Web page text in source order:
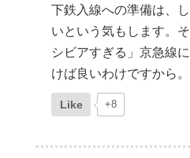
下鉄入線への準備は、
いという気もします。
シビアすぎる」京急線
けば良いわけですから。
Like +8